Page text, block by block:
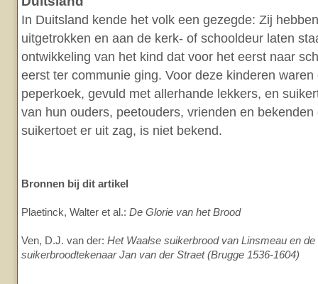
In Duitsland kende het volk een gezegde: Zij
uitgetrokken en aan de kerk- of schooldeur laten
ontwikkeling van het kind dat voor het eerst naar
eerst ter communie ging. Voor deze kinderen
peperkoek, gevuld met allerhande lekkers, en
van hun ouders, peetouders, vrienden en bekenden
suikertoet er uit zag, is niet bekend.
Bronnen bij dit artikel
Plaetinck, Walter et al.: De Glorie van het Brood
Ven, D.J. van der: Het Waalse suikerbrood van Linsmeau en
suikerbroodtekenaar Jan van der Straet (Brugge 1536-1604)